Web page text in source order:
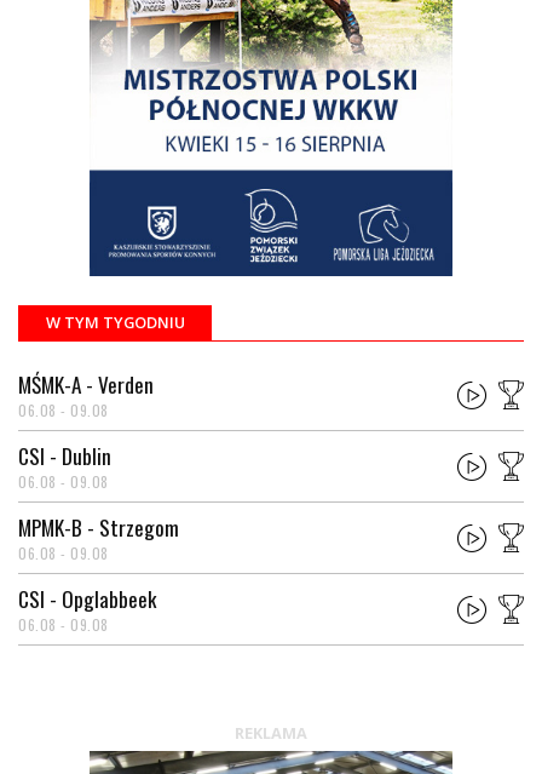
W TYM TYGODNIU
MŚMK-A - Verden
06.08 - 09.08
CSI - Dublin
06.08 - 09.08
MPMK-B - Strzegom
06.08 - 09.08
CSI - Opglabbeek
06.08 - 09.08
REKLAMA